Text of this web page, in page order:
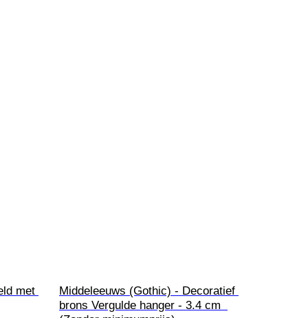
met
Middeleeuws (Gothic) - Decoratief
brons Vergulde hanger - 3.4 cm